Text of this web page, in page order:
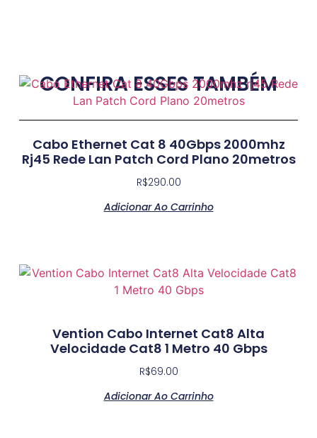
CONFIRA ESSES TAMBÉM
Cabo Ethernet Cat 8 40Gbps 2000mhz
Rj45 Rede Lan Patch Cord Plano 20metros
R$290.00
Adicionar Ao Carrinho
Vention Cabo Internet Cat8 Alta
Velocidade Cat8 1 Metro 40 Gbps
R$69.00
Adicionar Ao Carrinho